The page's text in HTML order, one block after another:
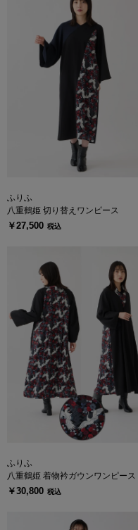
ふりふ
八重鶴姫 切り替えワンピース
￥27,500 税込
ふりふ
八重鶴姫 着物衿ガウンワンピース
￥30,800 税込